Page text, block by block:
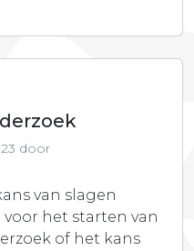
door
van slagen
het starten van
of het kans